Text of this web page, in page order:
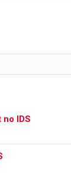
no IDS